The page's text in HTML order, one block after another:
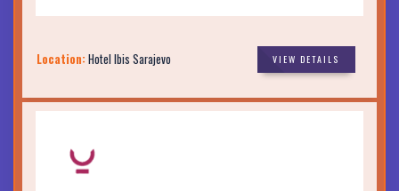
VIEW DETAILS
Location: Hotel Ibis Sarajevo